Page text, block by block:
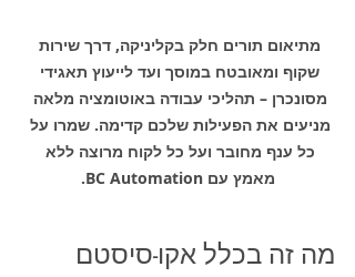
מתיאום תורים חלק בקליניקה, דרך שירות
שקוף ומאובטח במוסך ועד לייעוץ תאגידי
מסונכרן – תהליכי עבודה באוטומציה מלאה
מניעים את הפעילות שלכם קדימה. שמרו על
כל ענף מחובר ועל כל לקוח מרוצה ללא
מאמץ עם BC Automation.
מה זה בכלל אקו-סיסטם